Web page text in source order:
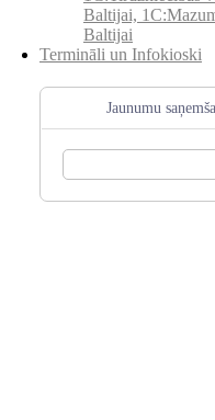
Baltijai,
Baltijai
Termināli un Infokioski
Jaunumu